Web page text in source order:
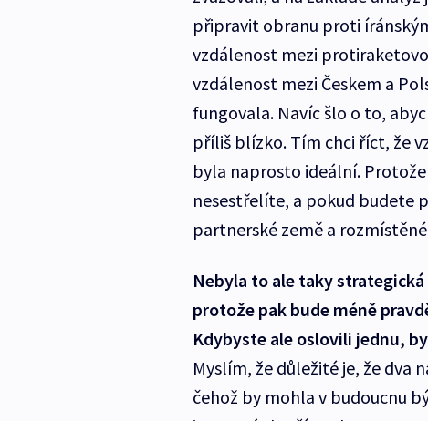
připravit obranu proti
vzdálenost mezi
vzdálenost mezi Českem a
fungovala. Navíc šlo o to,
příliš blízko. Tím chci říct, že
byla naprosto ideální.
nesestřelíte, a pokud budete
partnerské země a
Nebyla to ale taky
protože pak bude méně
Kdybyste ale oslovili jednu,
Myslím, že důležité je, že dva
čehož by mohla v budoucnu